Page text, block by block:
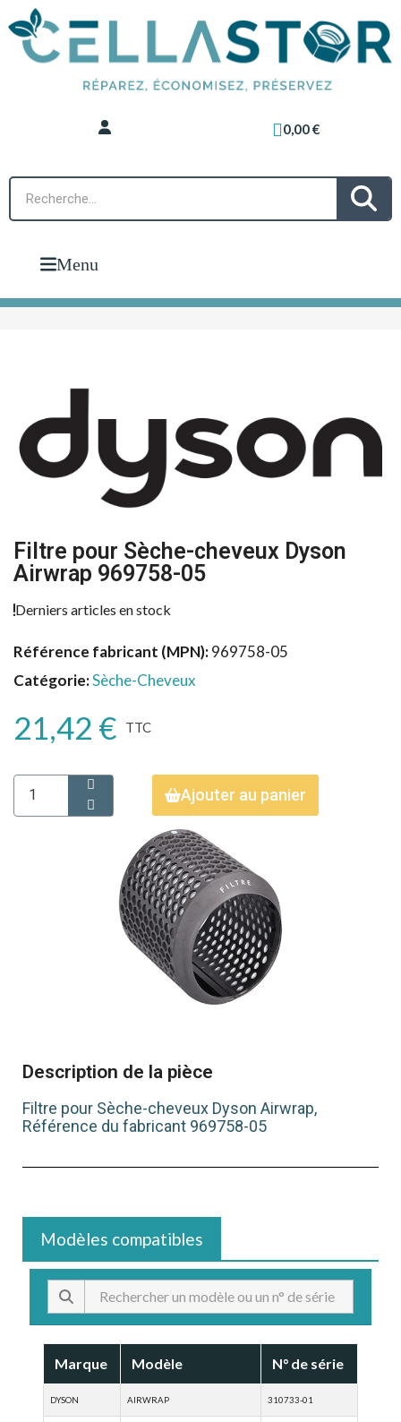
0,00 €
Menu
Filtre pour Sèche-cheveux Dyson
Airwrap 969758-05
Derniers articles en stock
Référence fabricant (MPN) 969758-05
Catégorie Sèche-Cheveux
21,42 € TTC
Ajouter au panier
Description de la pièce
Filtre pour Sèche-cheveux Dyson Airwrap,
Référence du fabricant 969758-05
Modèles compatibles
Marque Modèle N° de série